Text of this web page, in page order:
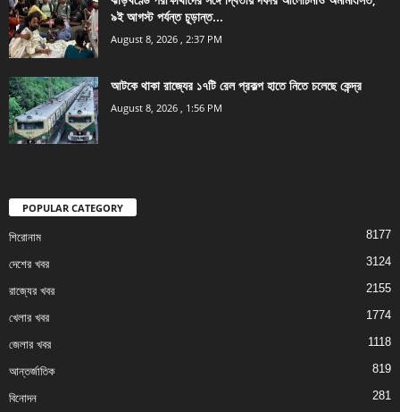
৯ই আগস্ট পর্যন্ত চূড়ান্ত...
August 8, 2026 , 2:37 PM
আটকে থাকা রাজ্যের ১৭টি রেল প্রকল্প হাতে নিতে চলেছে কেন্দ্র
August 8, 2026 , 1:56 PM
POPULAR CATEGORY
শিরোনাম 8177
দেশের খবর 3124
রাজ্যের খবর 2155
খেলার খবর 1774
জেলার খবর 1118
আন্তর্জাতিক 819
বিনোদন 281